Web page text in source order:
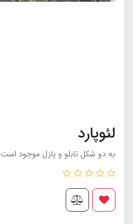
لئوپارد
به دو شکل تابلو و پازل موجود است